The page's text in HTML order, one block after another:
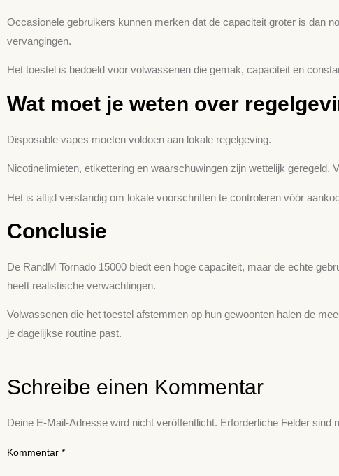
Occasionele gebruikers kunnen merken dat de capaciteit groter is dan
vervangingen.
Het toestel is bedoeld voor volwassenen die gemak, capaciteit en
Wat moet je weten over
Disposable vapes moeten voldoen aan lokale regelgeving.
Nicotine­limieten, etikettering en waarschuwingen zijn wettelijk geregeld.
Het is altijd verstandig om lokale voorschriften te controleren vóór
Conclusie
De RandM Tornado 15000 biedt een hoge capaciteit, maar de echte
heeft realistische verwachtingen.
Volwassenen die het toestel afstemmen op hun gewoonten halen de
je dagelijkse routine past.
Schreibe einen Kommentar
Deine E-Mail-Adresse wird nicht veröffentlicht. Erforderliche Felder sind
Kommentar *